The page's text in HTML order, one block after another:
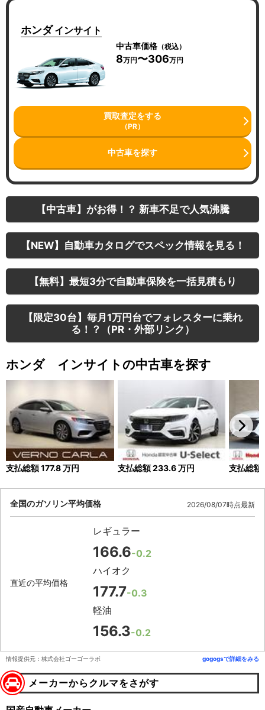
ホンダ インサイト
中古車価格（税込）
8万円〜306万円
買取査定をする
（PR）
中古車を探す
【中古車】がお得！？ 新車不足で人気沸騰
【NEW】自動車カタログでスペック情報を見る！
【無料】最短3分で自動車保険を一括見積もり
【限定30台】毎月1万円台でフォレスターに乗れ
る！？（PR・外部リンク）
ホンダ インサイトの中古車を探す
支払総額177.8万円 支払総額233.6万円 支払総額
全国のガソリン平均価格 2026/08/07時点最新
直近の平均価格
レギュラー
166.6-0.2
ハイオク
177.7-0.3
軽油
156.3-0.2
情報提供元：株式会社ゴーゴーラボ gogogsで詳細をみる
メーカーからクルマをさがす